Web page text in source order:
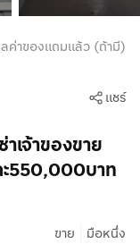
ค่าของแถมแล้ว (ถ้ามี)
แชร์
เจ้าของขาย
550,000บาท
ขาย มือหนึ่ง